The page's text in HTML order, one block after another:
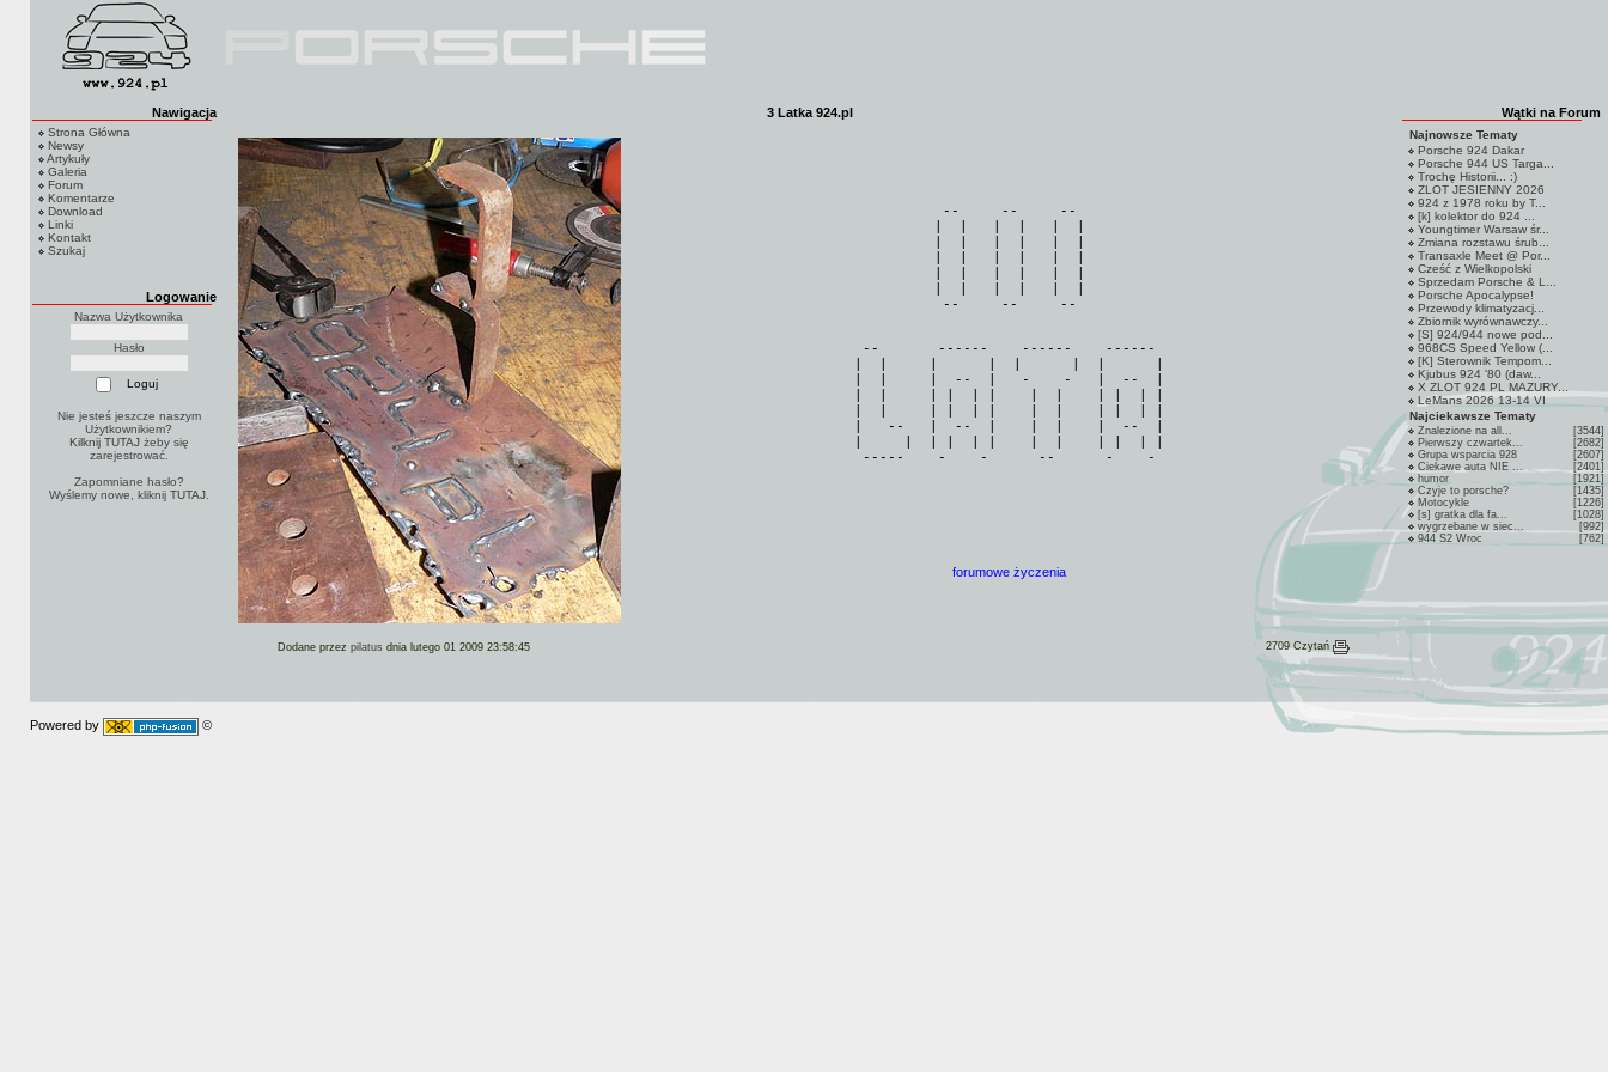
Nawigacja
Strona Główna
Newsy
Artykuły
Galeria
Forum
Komentarze
Download
Linki
Kontakt
Szukaj
Logowanie
Nazwa Użytkownika
Hasło
Nie jesteś jeszcze naszym
Użytkownikiem?
Kilknij TUTAJżeby się
zarejestrować.
Zapomniane hasło?
Wyślemy nowe, kliknij TUTAJ.
3 Latka 924.pl
--     --     --
--       ------    ------    ------
|  |     |  --  |   -    -   |  --  |
|   --   |  --  |    |  |    |  --  |
forumowe życzenia
Dodane przez pilatus dnia lutego 01 2009 23:58:45 2709 Czytań
Wątki na Forum
Najnowsze Tematy
Porsche 924 Dakar
Porsche 944 US Targa...
Trochę Historii... :)
ZLOT JESIENNY 2026
924 z 1978 roku by T...
[k] kolektor do 924 ...
Youngtimer Warsaw śr...
Zmiana rozstawu śrub...
Transaxle Meet @ Por...
Cześć z Wielkopolski
Sprzedam Porsche & L...
Porsche Apocalypse!
Przewody klimatyzacj...
Zbiornik wyrównawczy...
[S] 924/944 nowe pod...
968CS Speed Yellow (...
[K] Sterownik Tempom...
Kjubus 924 '80 (daw...
X ZLOT 924 PL MAZURY...
LeMans 2026 13-14 VI
Najciekawsze Tematy
Znalezione na all...
[3544]
Pierwszy czwartek...
[2682]
Grupa wsparcia 928
[2607]
Ciekawe auta NIE ...
[2401]
humor
[1921]
Czyje to porsche?
[1435]
Motocykle
[1226]
[s] gratka dla fa...
[1028]
wygrzebane w siec...
[992]
944 S2 Wroc
[762]
Powered by ©